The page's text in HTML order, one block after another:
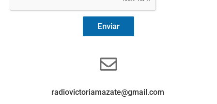
Enviar
radiovictoriamazate@gmail.com